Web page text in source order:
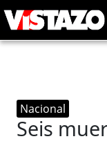
Nacional
Seis